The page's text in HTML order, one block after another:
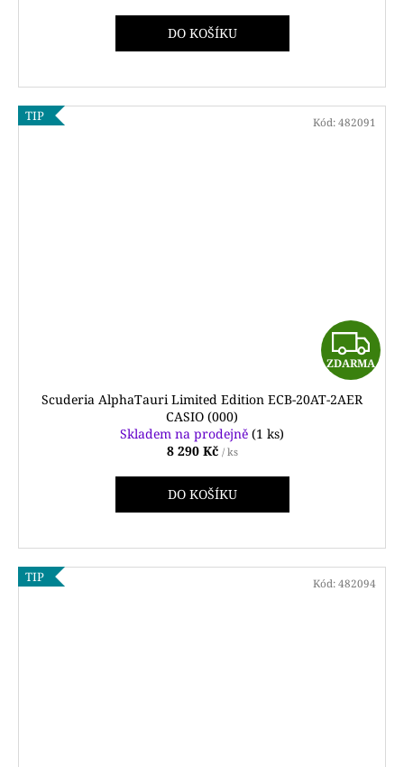
DO KOŠÍKU
TIP
Z
D
ZDARMA
Scuderia AlphaTauri Limited Edition ECB-20AT-2AER
CASIO (000)
Skladem na prodejně (1 ks)
8 290 Kč / ks
DO KOŠÍKU
Kód: 482091
TIP Kód: 482094